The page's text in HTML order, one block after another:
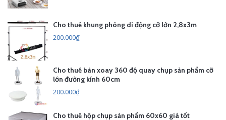
Cho thuê khung phông di động cỡ lớn 2,8x3m
200.000₫
Cho thuê bàn xoay 360 độ quay chụp sản phẩm cỡ
lớn đường kính 60cm
200.000₫
Cho thuê hộp chụp sản phẩm 60x60 giá tốt